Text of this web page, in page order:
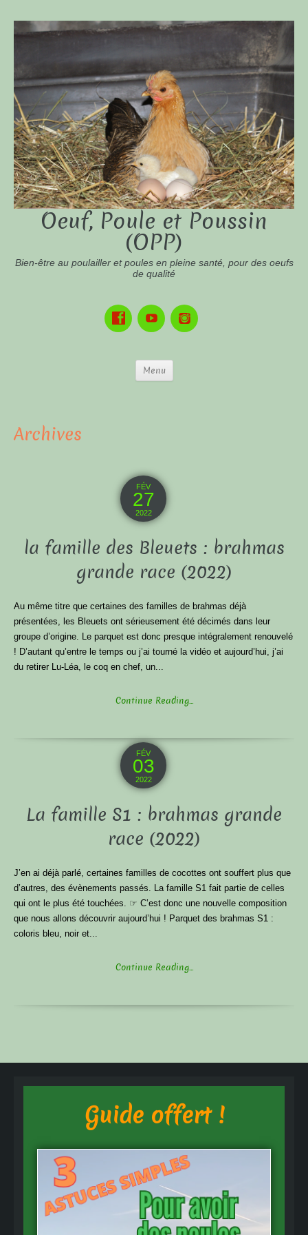
Oeuf, Poule et Poussin
(OPP)
Bien-être au poulailler et poules en pleine santé, pour des oeufs
de qualité
Menu
Archives
FÉV
27
2022
la famille des Bleuets : brahmas
grande race (2022)
Au même titre que certaines des familles de brahmas déjà
présentées, les Bleuets ont sérieusement été décimés dans leur
groupe d’origine. Le parquet est donc presque intégralement renouvelé
! D’autant qu’entre le temps ou j’ai tourné la vidéo et aujourd’hui, j’ai
du retirer Lu-Léa, le coq en chef, un...
Continue Reading...
FÉV
03
2022
La famille S1 : brahmas grande
race (2022)
J’en ai déjà parlé, certaines familles de cocottes ont souffert plus que
d’autres, des évènements passés. La famille S1 fait partie de celles
qui ont le plus été touchées. ☞ C’est donc une nouvelle composition
que nous allons découvrir aujourd’hui ! Parquet des brahmas S1 :
coloris bleu, noir et...
Continue Reading...
Guide offert !